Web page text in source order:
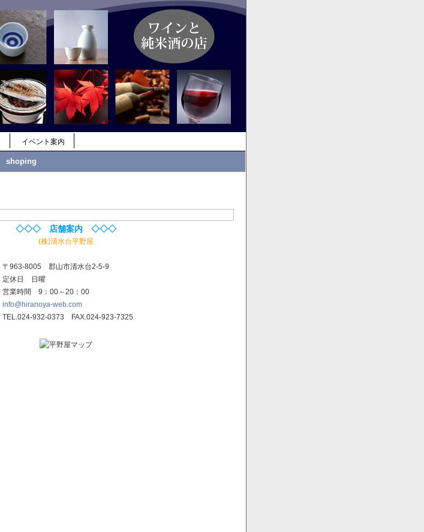
イベント案内
shoping
◇◇◇ 店舗案内 ◇◇◇
(株)清水台平野屋
〒963-8005 郡山市清水台2-5-9
定休日 日曜
営業時間 9：00～20：00
info@hiranoya-web.com
TEL.024-932-0373 FAX.024-923-7325